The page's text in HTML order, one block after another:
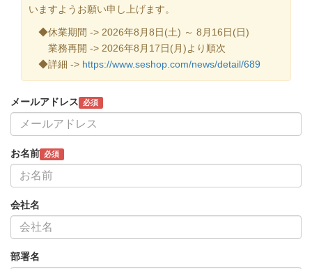
いますようお願い申し上げます。
◆休業期間 -> 2026年8月8日(土) ～ 8月16日(日)
業務再開 -> 2026年8月17日(月)より順次
◆詳細 -> https://www.seshop.com/news/detail/689
メールアドレス 必須
お名前 必須
会社名
部署名